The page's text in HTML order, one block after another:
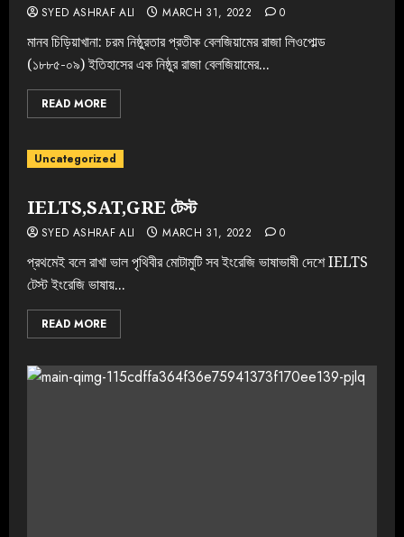
SYED ASHRAF ALI MARCH 31, 2022 0
মানব চিড়িয়াখানা: চরম নিষ্ঠুরতার প্রতীক বেলজিয়ামের রাজা লিওপোল্ড
(১৮৮৫-০৯) ইতিহাসের এক নিষ্ঠুর রাজা বেলজিয়ামের...
READ MORE
Uncategorized
IELTS,SAT,GRE টেস্ট
SYED ASHRAF ALI MARCH 31, 2022 0
প্রথমেই বলে রাখা ভাল পৃথিবীর‌ মোটামুটি সব ইংরেজি ভাষাভাষী দেশে IELTS
টেস্ট ইংরেজি ভাষায়...
READ MORE